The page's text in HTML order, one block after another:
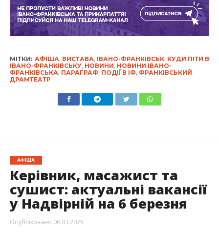
МІТКИ: АФІША, ВИСТАВА, ІВАНО-ФРАНКІВСЬК, КУДИ ПІТИ В
ІВАНО-ФРАНКІВСЬКУ, НОВИНИ, НОВИНИ ІВАНО-
ФРАНКІВСЬКА, ПАРАГРАФ, ПОДІЇ В ІФ, ФРАНКІВСЬКИЙ
ДРАМТЕАТР
АФІША
Керівник, масажист та
сушист: актуальні вакансії
у Надвірній на 6 березня
Опубліковано 06.03.2025